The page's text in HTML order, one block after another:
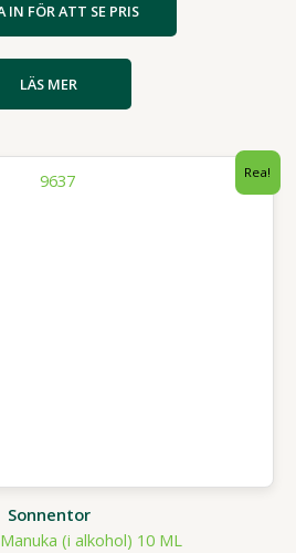
IN FÖR ATT SE PRIS
LÄS MER
Rea!
Sonnentor
(i alkohol) 10 ML